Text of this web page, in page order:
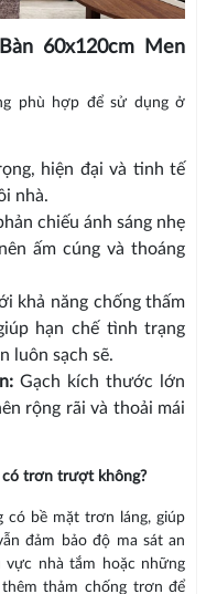
60x120cm Men
phù hợp để sử dụng ở
hiện đại và tinh tế
nhà.
chiếu ánh sáng nhẹ
ấm cúng và thoáng
khả năng chống thấm
hạn chế tình trạng
luôn sạch sẽ.
Gạch kích thước lớn
rộng rãi và thoải mái
có trơn trượt không?
có bề mặt trơn láng, giúp
đảm bảo độ ma sát an
vực nhà tắm hoặc những
thảm chống trơn để